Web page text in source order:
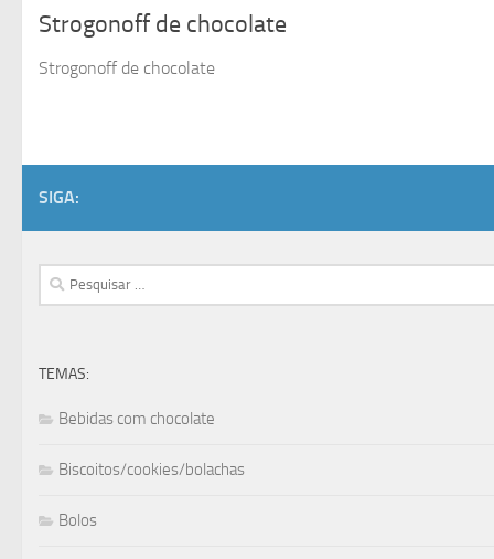
Strogonoff de chocolate
Strogonoff de chocolate
SIGA:
Pesquisar
por:
TEMAS:
Bebidas com chocolate
Biscoitos/cookies/bolachas
Bolos